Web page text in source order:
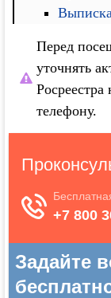
Перед
уточнять
телефону.